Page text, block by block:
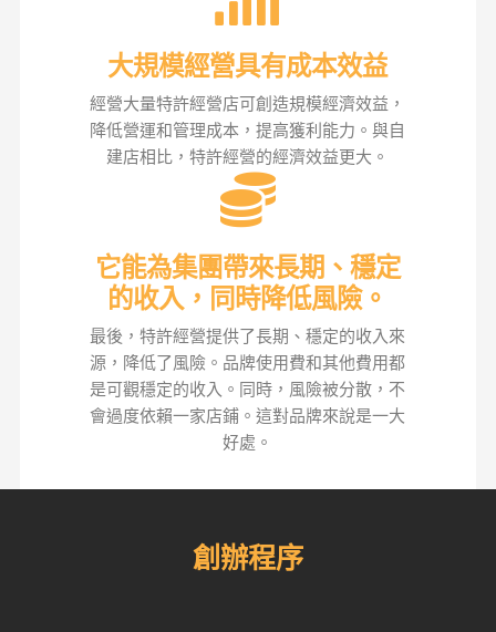
大規模經營具有成本效益
經營大量特許經營店可創造規模經濟效益，
降低營運和管理成本，提高獲利能力。與自
建店相比，特許經營的經濟效益更大。
它能為集團帶來長期、穩定
的收入，同時降低風險。
最後，特許經營提供了長期、穩定的收入來
源，降低了風險。品牌使用費和其他費用都
是可觀穩定的收入。同時，風險被分散，不
會過度依賴一家店鋪。這對品牌來說是一大
好處。
創辦程序